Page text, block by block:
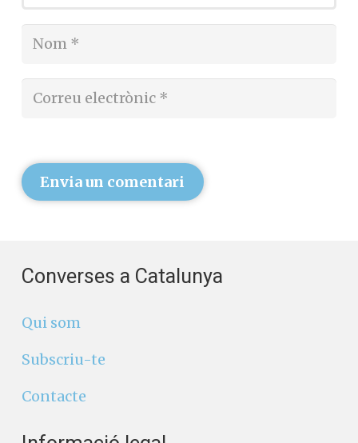
Envia un comentari
Converses a Catalunya
Qui som
Subscriu-te
Contacte